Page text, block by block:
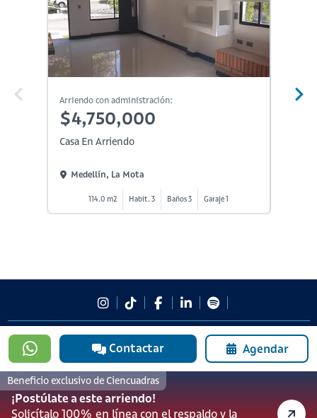
Contactar Agendar
Beneficio exclusivo de Ciencuadras
¡Postúlate a este arriendo!
Solicítalo 100% en línea con el respaldo y la
Arriendo con administración:
$4,750,000
Casa En Arriendo
Medellín, La Mota
114.0 m2 Habit. 3 Baños 3 Garaje 1
#923
601 3905331
Canales de preferencia
Preguntas frecuentes